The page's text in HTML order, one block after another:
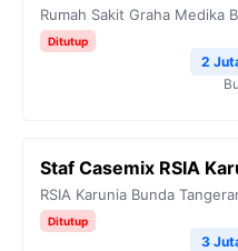
Rumah Sakit Graha Medika
Ditutup
2
Staf Casemix RSIA
RSIA Karunia Bunda
Ditutup
3